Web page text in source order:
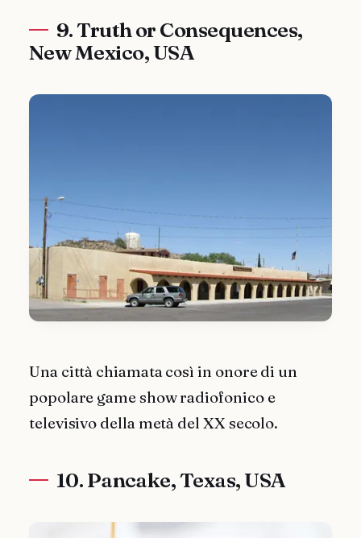
9. Truth or Consequences,
New Mexico, USA
Una città chiamata così in onore di un
popolare game show radiofonico e
televisivo della metà del XX secolo.
10. Pancake, Texas, USA